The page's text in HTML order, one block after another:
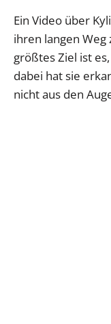
Ein Video über
ihren langen Weg
größtes Ziel ist
dabei hat sie
nicht aus den